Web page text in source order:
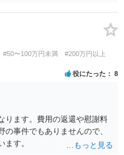
#50〜100万円未満
#200万円以上
役にたった 8
ります。費用の返還や慰謝料
事件でもありませんので、
す。